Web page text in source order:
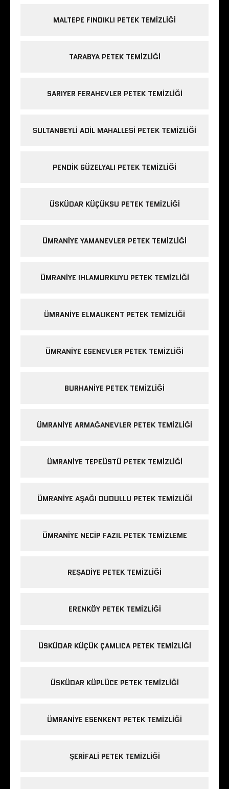
MALTEPE FINDIKLI PETEK TEMIZLIĞI
TARABYA PETEK TEMIZLIĞI
SARIYER FERAHEVLER PETEK TEMIZLIĞI
SULTANBEYLI ADIL MAHALLESI PETEK TEMIZLIĞI
PENDIK GÜZELYALI PETEK TEMIZLIĞI
ÜSKÜDAR KÜÇÜKSU PETEK TEMIZLIĞI
ÜMRANIYE YAMANEVLER PETEK TEMIZLIĞI
ÜMRANIYE IHLAMURKUYU PETEK TEMIZLIĞI
ÜMRANIYE ELMALIKENT PETEK TEMIZLIĞI
ÜMRANIYE ESENEVLER PETEK TEMIZLIĞI
BURHANIYE PETEK TEMIZLIĞI
ÜMRANIYE ARMAĞANEVLER PETEK TEMIZLIĞI
ÜMRANIYE TEPEÜSTÜ PETEK TEMIZLIĞI
ÜMRANIYE AŞAĞI DUDULLU PETEK TEMIZLIĞI
ÜMRANIYE NECIP FAZIL PETEK TEMIZLEME
REŞADIYE PETEK TEMIZLIĞI
ERENKÖY PETEK TEMIZLIĞI
ÜSKÜDAR KÜÇÜK ÇAMLICA PETEK TEMIZLIĞI
ÜSKÜDAR KÜPLÜCE PETEK TEMIZLIĞI
ÜMRANIYE ESENKENT PETEK TEMIZLIĞI
ŞERIFALI PETEK TEMIZLIĞI